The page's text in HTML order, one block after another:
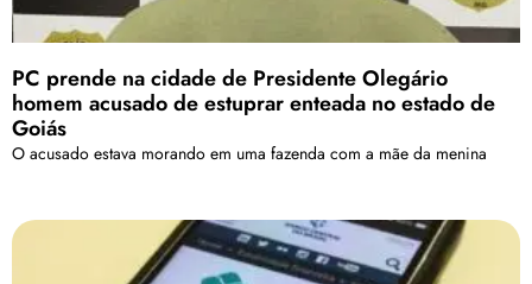
PC prende na cidade de Presidente Olegário
homem acusado de estuprar enteada no estado de
Goiás
O acusado estava morando em uma fazenda com a mãe da menina